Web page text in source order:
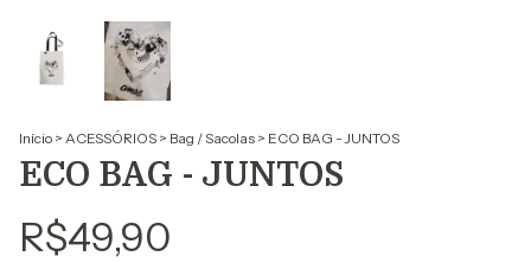
Início > ACESSÓRIOS > Bag / Sacolas > ECO BAG - JUNTOS
ECO BAG - JUNTOS
R$49,90